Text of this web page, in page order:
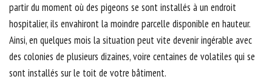
partir du moment où des pigeons se sont installés à un endroit
hospitalier, ils envahiront la moindre parcelle disponible en hauteur.
Ainsi, en quelques mois la situation peut vite devenir ingérable avec
des colonies de plusieurs dizaines, voire centaines de volatiles qui se
sont installés sur le toit de votre bâtiment.